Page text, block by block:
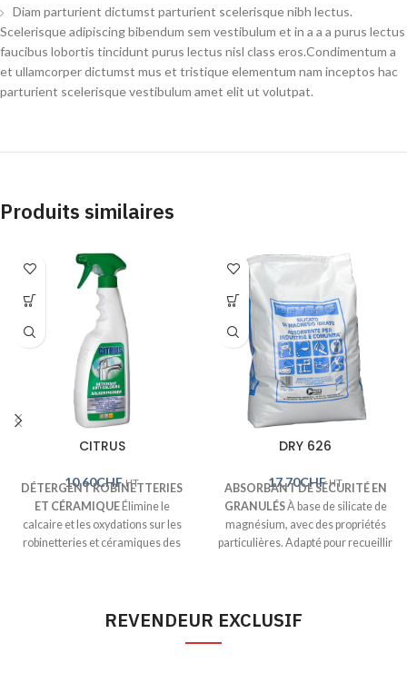
Diam parturient dictumst parturient scelerisque nibh lectus.
Scelerisque adipiscing bibendum sem vestibulum et in a a a purus lectus
faucibus lobortis tincidunt purus lectus nisl class eros.Condimentum a
et ullamcorper dictumst mus et tristique elementum nam inceptos hac
parturient scelerisque vestibulum amet elit ut volutpat.
Produits similaires
CITRUS
10.60CHF HT
DÉTERGENT ROBINETTERIES
ET CÉRAMIQUEÉlimine le
calcaire et les oxydations sur les
robinetteries et céramiques des
Excellent comme nettoyeur-
DRY 626
17.70CHF HT
ABSORBANT DE SÉCURITÉ EN
GRANULÉSÀ base de silicate de
magnésium, avec des propriétés
particulières. Adapté pour recueillir
Conditionnements disponibles:
REVENDEUR EXCLUSIF